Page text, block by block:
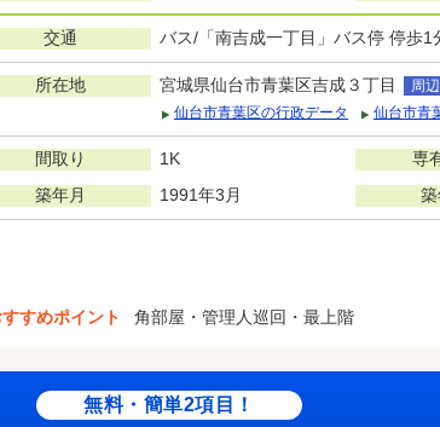
交通 バス/「南吉成一丁目」バス停 停歩1
所在地 宮城県仙台市青葉区吉成３丁目
周
仙台市青葉区の行政データ
仙台市青
間取り 1K 専
築年月 1991年3月
すすめポイント 角部屋・管理人巡回・最上階
無料・簡単2項目！